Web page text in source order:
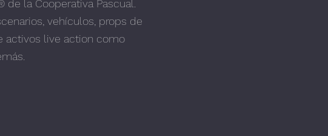
la Cooperativa Pascual.
vehículos, props de
activos live action como